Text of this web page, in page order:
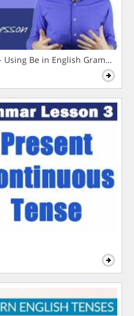
Using Be in English Grammar